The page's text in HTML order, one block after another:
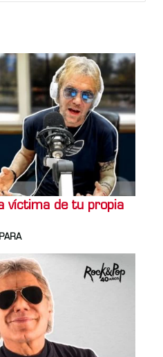
víctima de tu propia